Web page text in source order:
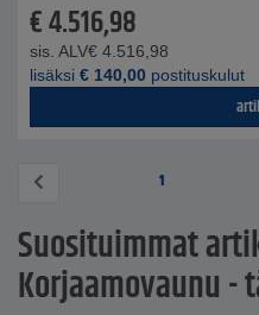
€4.516,98
sis. ALV€ 4.516,98
lisäksi € 140,00 postituskulut
1
Suosituimmat
Korjaamovaunu -